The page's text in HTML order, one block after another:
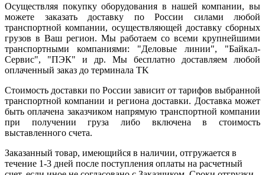
Осуществляя покупку оборудования в нашей компании, вы
можете заказать доставку по России силами любой
транспортной компании, осуществляющей доставку сборных
грузов в Ваш регион. Мы работаем со всеми крупнейшими
транспортными компаниями: "Деловые линии", "Байкал-
Сервис", "ПЭК" и др. Мы бесплатно доставляем любой
оплаченный заказ до терминала ТK
Стоимость доставки по России зависит от тарифов выбранной
транспортной компании и региона доставки. Доставка может
быть оплачена заказчиком напрямую транспортной компании
при получении груза либо включена в стоимость
выставленного счета.
Заказанный товар, имеющийся в наличии, отгружается в
течение 1-3 дней после поступления оплаты на расчетный